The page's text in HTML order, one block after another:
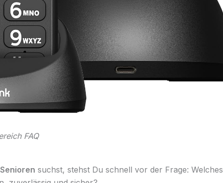
FAQ
suchst, stehst Du schnell vor der Frage: Welches